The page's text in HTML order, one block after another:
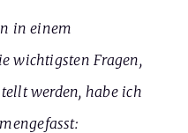
in einem
wichtigsten Fragen,
werden, habe ich